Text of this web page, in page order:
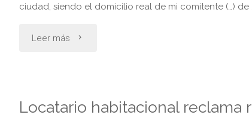
reserva
del
ciudad, siendo el domicilio real de mi comitente (…) de …
Leer más "Demanda
Locatario habitacional